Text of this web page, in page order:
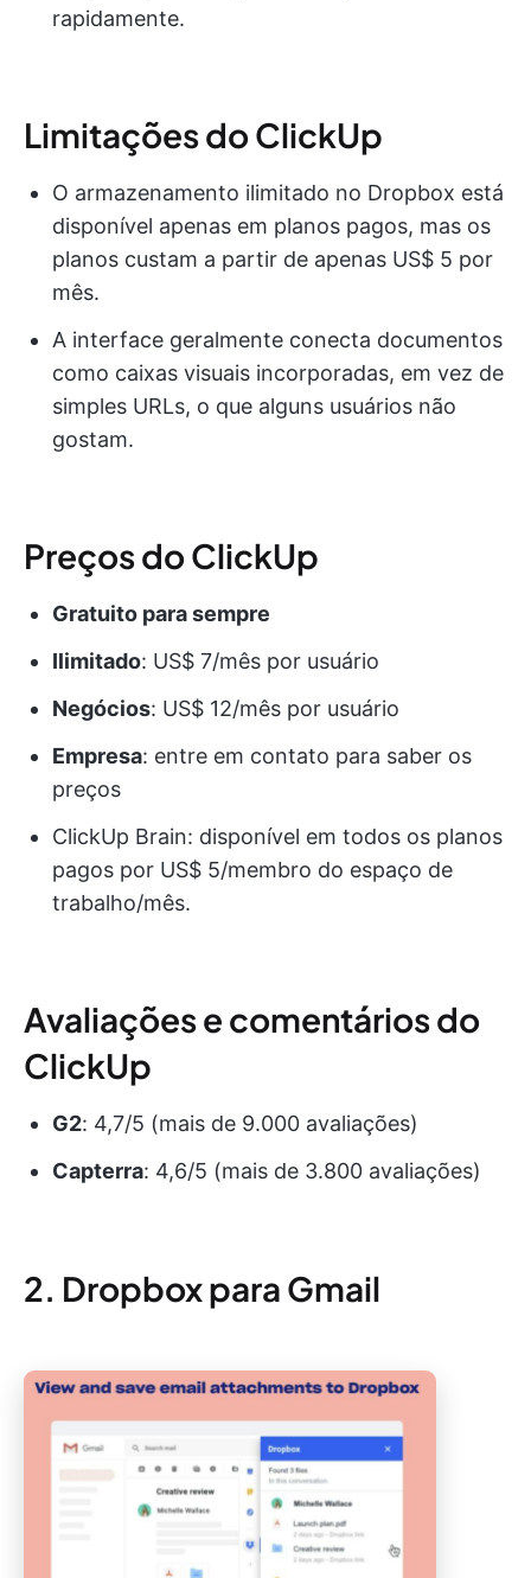
rapidamente.
Limitações do ClickUp
O armazenamento ilimitado no Dropbox está
disponível apenas em planos pagos, mas os
planos custam a partir de apenas US$ 5 por
mês.
A interface geralmente conecta documentos
como caixas visuais incorporadas, em vez de
simples URLs, o que alguns usuários não
gostam.
Preços do ClickUp
Gratuito para sempre
Ilimitado: US$ 7/mês por usuário
Negócios: US$ 12/mês por usuário
Empresa: entre em contato para saber os
preços
ClickUp Brain: disponível em todos os planos
pagos por US$ 5/membro do espaço de
trabalho/mês.
Avaliações e comentários do
ClickUp
G2: 4,7/5 (mais de 9.000 avaliações)
Capterra: 4,6/5 (mais de 3.800 avaliações)
2. Dropbox para Gmail